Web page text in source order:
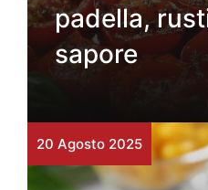
padella,
sapore
20 Agosto 2025